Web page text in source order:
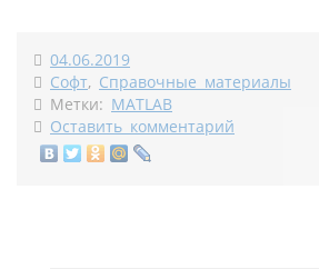
04.06.2019
Софт, Справочные материалы
Метки: MATLAB
Оставить комментарий